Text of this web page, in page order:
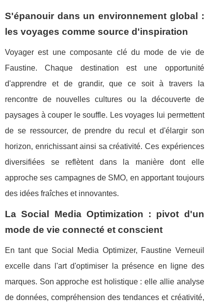
S'épanouir dans un environnement global :
les voyages comme source d'inspiration
Voyager est une composante clé du mode de vie de
Faustine. Chaque destination est une opportunité
d'apprendre et de grandir, que ce soit à travers la
rencontre de nouvelles cultures ou la découverte de
paysages à couper le souffle. Les voyages lui permettent
de se ressourcer, de prendre du recul et d'élargir son
horizon, enrichissant ainsi sa créativité. Ces expériences
diversifiées se reflètent dans la manière dont elle
approche ses campagnes de SMO, en apportant toujours
des idées fraîches et innovantes.
La Social Media Optimization : pivot d'un
mode de vie connecté et conscient
En tant que Social Media Optimizer, Faustine Verneuil
excelle dans l'art d'optimiser la présence en ligne des
marques. Son approche est holistique : elle allie analyse
de données, compréhension des tendances et créativité,